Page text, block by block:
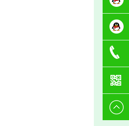
客服周
Tsing
0512-